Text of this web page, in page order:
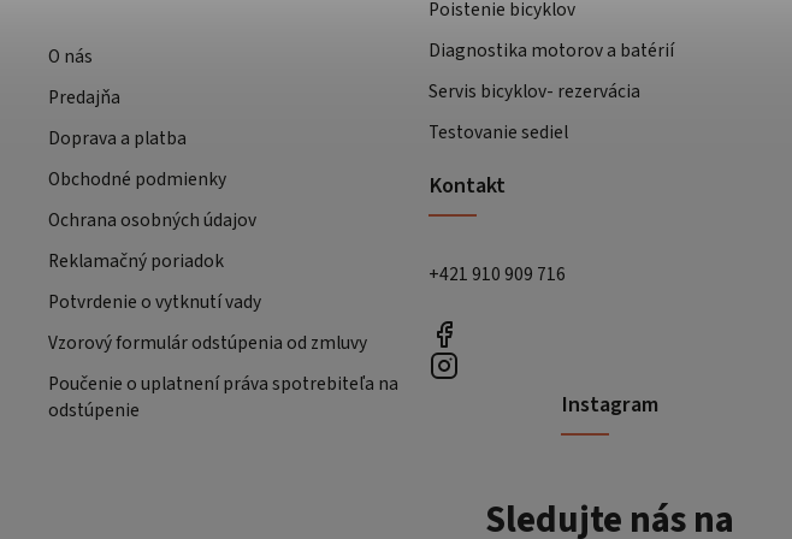
O nás
Predajňa
Doprava a platba
Obchodné podmienky
Ochrana osobných údajov
Reklamačný poriadok
Potvrdenie o vytknutí vady
Vzorový formulár odstúpenia od zmluvy
Poučenie o uplatnení práva spotrebiteľa na
odstúpenie
Poistenie bicyklov
Diagnostika motorov a batérií
Servis bicyklov- rezervácia
Testovanie sediel
Kontakt
+421 910 909 716
Instagram
Sledujte nás na